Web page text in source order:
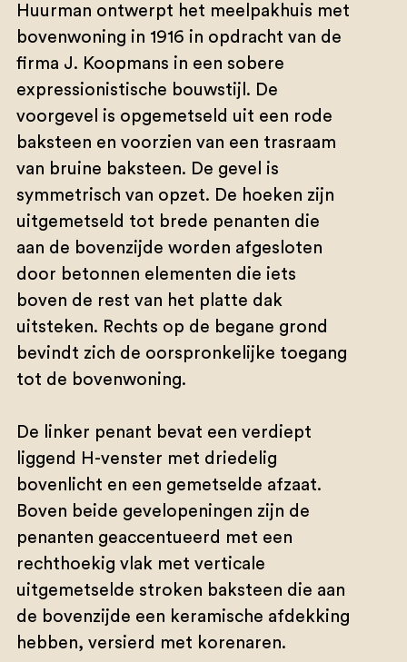
Huurman ontwerpt het meelpakhuis met
bovenwoning in 1916 in opdracht van de
firma J. Koopmans in een sobere
expressionistische bouwstijl. De
voorgevel is opgemetseld uit een rode
baksteen en voorzien van een trasraam
van bruine baksteen. De gevel is
symmetrisch van opzet. De hoeken zijn
uitgemetseld tot brede penanten die
aan de bovenzijde worden afgesloten
door betonnen elementen die iets
boven de rest van het platte dak
uitsteken. Rechts op de begane grond
bevindt zich de oorspronkelijke toegang
tot de bovenwoning.
De linker penant bevat een verdiept
liggend H-venster met driedelig
bovenlicht en een gemetselde afzaat.
Boven beide gevelopeningen zijn de
penanten geaccentueerd met een
rechthoekig vlak met verticale
uitgemetselde stroken baksteen die aan
de bovenzijde een keramische afdekking
hebben, versierd met korenaren.